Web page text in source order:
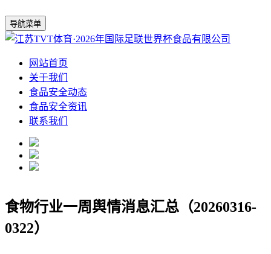
导航菜单
网站首页
关于我们
食品安全动态
食品安全资讯
联系我们
食物行业一周舆情消息汇总（20260316-
0322）